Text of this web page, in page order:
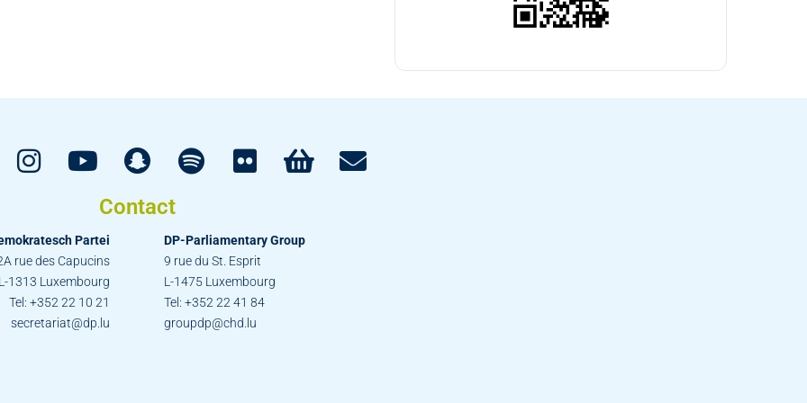
Contact
Partei
rue des Capucins
1313 Luxembourg
Tel: +352 22 10 21
secretariat@dp.lu
DP-Parliamentary Group
9 rue du St. Esprit
L-1475 Luxembourg
Tel: +352 22 41 84
groupdp@chd.lu